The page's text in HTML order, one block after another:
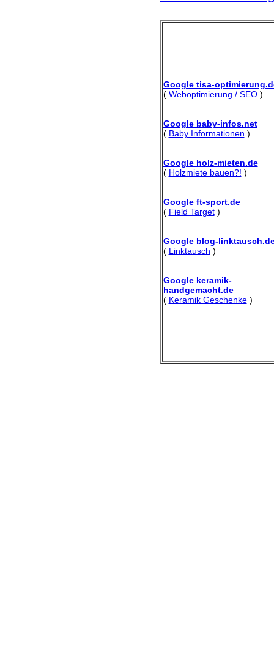
Google tisa-
( Weboptimierung / SEO)
Google baby-infos.net
( Baby Informationen )
Google holz-mieten.de
( Holzmiete bauen?! )
Google ft-sport.de
( Field Target)
Google blog-
( Linktausch )
Google keramik-
handgemacht.de
( Keramik Geschenke)